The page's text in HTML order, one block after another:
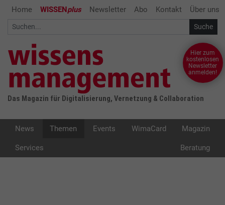
Home WISSENplus Newsletter Abo Kontakt Über uns
Das Magazin für Digitalisierung, Vernetzung & Collaboration
Hier zum
kostenlosen
Newsletter
anmelden!
News Themen Events WimaCard Magazin
Services Beratung